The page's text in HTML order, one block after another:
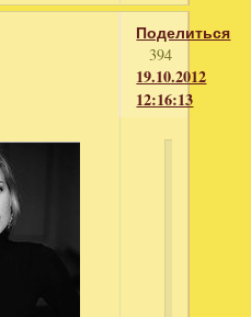
Поделиться
394
19.10.2012
12:16:13